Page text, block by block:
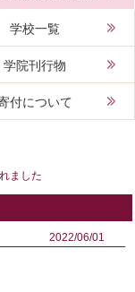
学校一覧
学院刊行物
付について
ました
2022/06/01